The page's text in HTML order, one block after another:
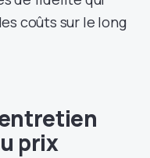
coûts sur le long
prix